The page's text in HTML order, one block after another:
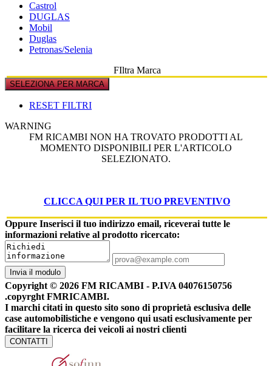
Castrol
DUGLAS
Mobil
Duglas
Petronas/Selenia
FIltra Marca
SELEZIONA PER MARCA
RESET FILTRI
WARNING
FM RICAMBI NON HA TROVATO PRODOTTI AL
MOMENTO DISPONIBILI PER L'ARTICOLO
SELEZIONATO.
CLICCA QUI PER IL TUO PREVENTIVO
Oppure Inserisci il tuo indirizzo email, riceverai tutte le
informazioni relative al prodotto ricercato:
Invia il modulo
Copyright © 2026 FM RICAMBI - P.IVA 04076150756
.copyrght FMRICAMBI.
I marchi citati in questo sito sono di proprietà esclusiva delle
case automobilistiche e vengono qui usati esclusivamente per
facilitare la ricerca dei veicoli ai nostri clienti
CONTATTI